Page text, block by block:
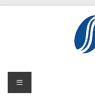
Lembaga
Swadaya
Menu